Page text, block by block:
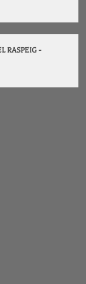
RASPEIG -